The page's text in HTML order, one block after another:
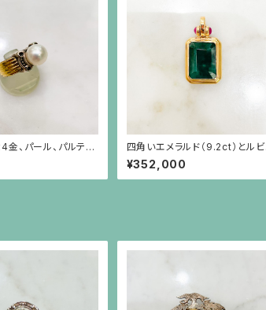
金、パール、パルテノ
ザインのリング
四角いエメラルド（9.2ct）とルビ
ー、18金のペンダント
¥352,000